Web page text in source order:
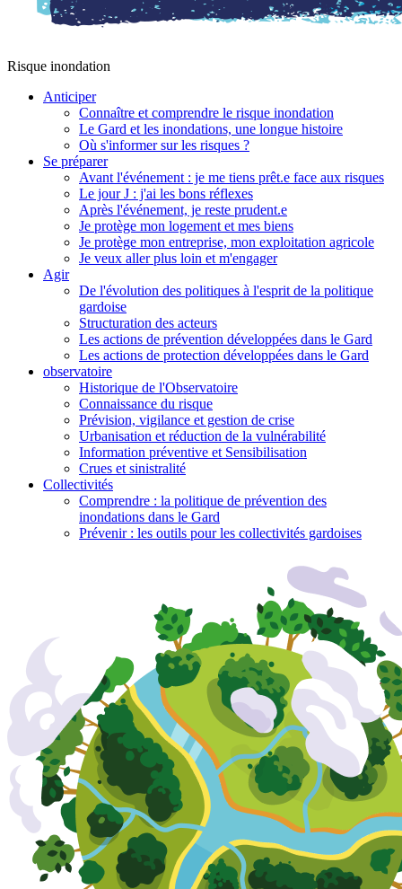
Risque inondation
Anticiper
Connaître et comprendre le risque inondation
Le Gard et les inondations, une longue histoire
Où s'informer sur les risques ?
Se préparer
Avant l'événement : je me tiens prêt.e face aux risques
Le jour J : j'ai les bons réflexes
Après l'événement, je reste prudent.e
Je protège mon logement et mes biens
Je protège mon entreprise, mon exploitation agricole
Je veux aller plus loin et m'engager
Agir
De l'évolution des politiques à l'esprit de la politique
gardoise
Structuration des acteurs
Les actions de prévention développées dans le Gard
Les actions de protection développées dans le Gard
observatoire
Historique de l'Observatoire
Connaissance du risque
Prévision, vigilance et gestion de crise
Urbanisation et réduction de la vulnérabilité
Information préventive et Sensibilisation
Crues et sinistralité
Collectivités
Comprendre : la politique de prévention des
inondations dans le Gard
Prévenir : les outils pour les collectivités gardoises